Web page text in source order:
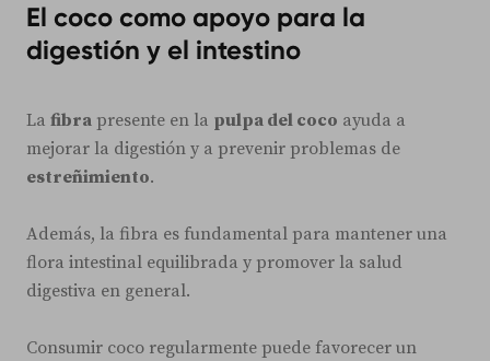
El coco como apoyo para la
digestión y el intestino
La fibra presente en la pulpa del coco ayuda a
mejorar la digestión y a prevenir problemas de
estreñimiento.
Además, la fibra es fundamental para mantener una
flora intestinal equilibrada y promover la salud
digestiva en general.
Consumir coco regularmente puede favorecer un